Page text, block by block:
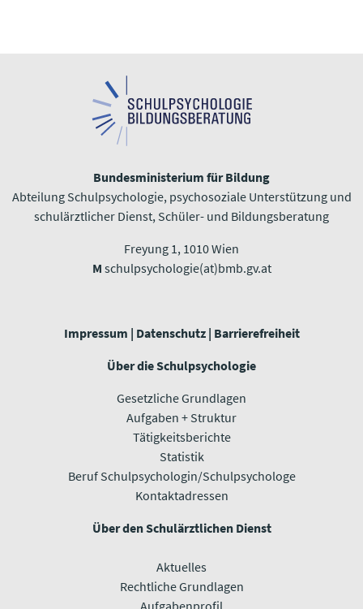
Bundesministerium für Bildung
Abteilung Schulpsychologie, psychosoziale Unterstützung und
schulärztlicher Dienst, Schüler- und Bildungsberatung
Freyung 1, 1010 Wien​​​​​​​
M schulpsychologie(at)bmb.gv.at
Impressum | Datenschutz| Barrierefreiheit
Über die Schulpsychologie
Gesetzliche Grundlagen
Aufgaben + Struktur
Tätigkeitsberichte
Statistik
Beruf Schulpsychologin/Schulpsychologe
Kontaktadressen
Über den Schulärztlichen Dienst
Aktuelles
Rechtliche Grundlagen
Aufgabenprofil